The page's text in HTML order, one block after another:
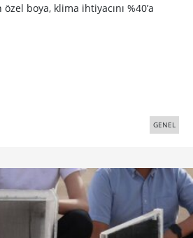
boya, klima ihtiyacını %40’a
GENEL